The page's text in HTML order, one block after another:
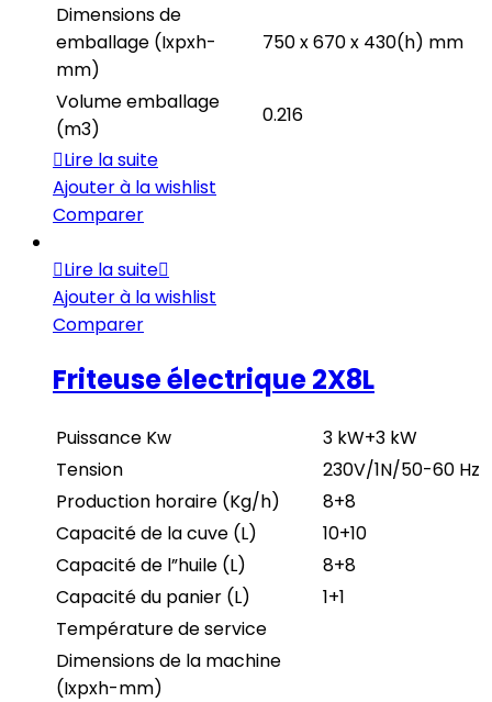
Dimensions de
emballage (Ixpxh-
mm)
750 x 670 x 430(h) mm
Volume emballage
(m3)
0.216
Lire la suite
Ajouter à la wishlist
Comparer
Lire la suite
Ajouter à la wishlist
Comparer
Friteuse électrique 2X8L
Puissance Kw
3 kW+3 kW
Tension
230V/1N/50-60 Hz
Production horaire (Kg/h)
8+8
Capacité de la cuve (L)
10+10
Capacité de l”huile (L)
8+8
Capacité du panier (L)
1+1
Température de service
Dimensions de la machine
(Ixpxh-mm)